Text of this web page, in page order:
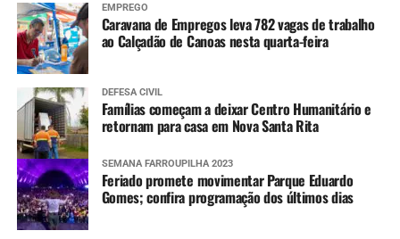
EMPREGO
Caravana de Empregos leva 782 vagas de trabalho
ao Calçadão de Canoas nesta quarta-feira
DEFESA CIVIL
Famílias começam a deixar Centro Humanitário e
retornam para casa em Nova Santa Rita
SEMANA FARROUPILHA 2023
Feriado promete movimentar Parque Eduardo
Gomes; confira programação dos últimos dias